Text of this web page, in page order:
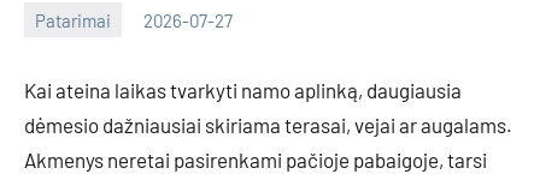
Patarimai 2026-07-27
Kai ateina laikas tvarkyti namo aplinką, daugiausia
dėmesio dažniausiai skiriama terasai, vejai ar augalams.
Akmenys neretai pasirenkami pačioje pabaigoje, tarsi